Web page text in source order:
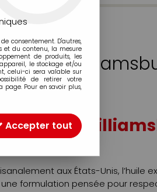
fine
€TTC
fine
aux États-Unis, l’huile
formulation pensée pour
consentement. D'autres,
et du contenu, la mesure
de produits, les
le stockage et/ou
celui-ci sera valable sur
de retirer votre
Pour en savoir plus,
Accepter tout